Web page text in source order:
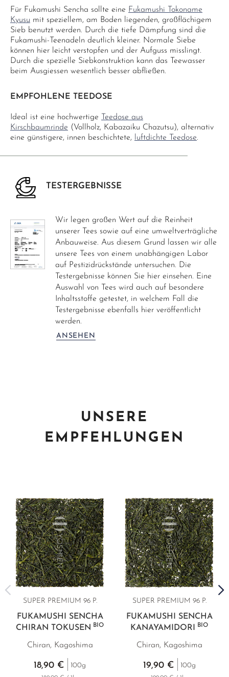
Für Fukamushi Sencha sollte eine Fukamushi Tokoname
Kyusu mit speziellem, am Boden liegenden, großflächigem
Sieb benutzt werden. Durch die tiefe Dämpfung sind die
Fukamushi-Teenadeln deutlich kleiner. Normale Siebe
können hier leicht verstopfen und der Aufguss misslingt.
Durch die spezielle Siebkonstruktion kann das Teewasser
beim Ausgiessen wesentlich besser abfließen.
EMPFOHLENE TEEDOSE
Ideal ist eine hochwertige
Teedose aus
Kirschbaumrinde (Vollholz, Kabazaiku Chazutsu), alternativ
eine günstigere, innen beschichtete,
luftdichte Teedose.
TESTERGEBNISSE
Wir legen großen Wert auf die Reinheit
unserer Tees sowie auf eine umweltverträgliche
Anbauweise. Aus diesem Grund lassen wir alle
unsere Tees von einem unabhängigen Labor
auf Pestizidrückstände untersuchen. Die
Testergebnisse können Sie hier einsehen. Eine
Auswahl von Tees wird auch auf besondere
Inhaltsstoffe getestet, in welchem Fall die
Testergebnisse ebenfalls hier veröffentlicht
werden.
ANSEHEN
UNSERE
EMPFEHLUNGEN
SUPER PREMIUM 96 P.
FUKAMUSHI SENCHA
CHIRAN TOKUSEN
BIO
Chiran, Kagoshima
18,90 € 100g
SUPER PREMIUM 96 P.
FUKAMUSHI SENCHA
KANAYAMIDORI
BIO
Chiran, Kagoshima
19,90 € 100g